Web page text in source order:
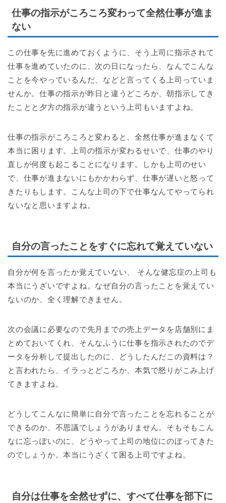
仕事の指示がころころ変わって全然仕事が進ま
ない
この仕事を先に進めておくように、そう上司に指示されて
仕事を進めていたのに、次の日になったら、なんでこんな
ことを今やっているんだ、などと言ってくる上司っていま
せんか。仕事の指示が昨日と違うどころか、朝指示してき
たことと夕方の指示が違うという上司もいますよね。
仕事の指示がころころと変わると、全然仕事が進まなくて
本当に困ります。上司の指示が変わるせいで、仕事のやり
直しが何度も起こることになります。しかも上司のせい
で、仕事が進まないにもかかわらず、仕事が遅いと怒って
きたりもします。こんな上司の下で仕事なんてやってられ
ないなと思いますよね。
自分の言ったことをすぐに忘れて覚えていない
自分が何を言ったか覚えていない、 そんな健忘症の上司も
本当にうざいですよね。なぜ自分の言ったことを覚えてい
ないのか、全く理解できません。
次の会議に必要なので先月までの売上データを店舗別にま
とめておいてくれ、そんなふうに仕事を指示されたのでデ
ータを分析して提出したのに、どうしたんだこの資料は？
と言われたら、イラっとどころか、本気で怒りがこみ上げ
てきますよね。
どうしてこんなに簡単に自分で言ったことを忘れることが
できるのか、不思議でしょうがありません。そもそもこん
なに忘っぽいのに、どうやって上司の地位にのぼってきた
のでしょうか。本当にうざくて困る上司ですよね。
自分は仕事を全然せずに、すべて仕事を部下に